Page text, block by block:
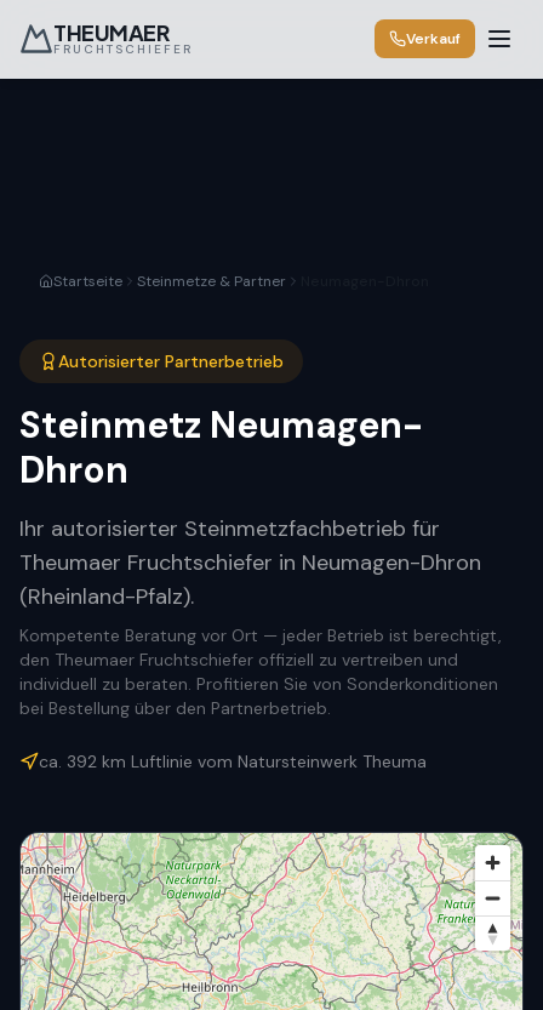
THEUMAER
FRUCHTSCHIEFER
Verkauf
Startseite Steinmetze & Partner
Autorisierter Partnerbetrieb
Steinmetz Neumagen-
Dhron
Ihr autorisierter Steinmetzfachbetrieb für
Theumaer Fruchtschiefer in Neumagen-Dhron
(Rheinland-Pfalz).
Kompetente Beratung vor Ort — jeder Betrieb ist berechtigt,
den Theumaer Fruchtschiefer offiziell zu vertreiben und
individuell zu beraten. Profitieren Sie von Sonderkonditionen
bei Bestellung über den Partnerbetrieb.
ca. 392 km Luftlinie vom Natursteinwerk Theuma